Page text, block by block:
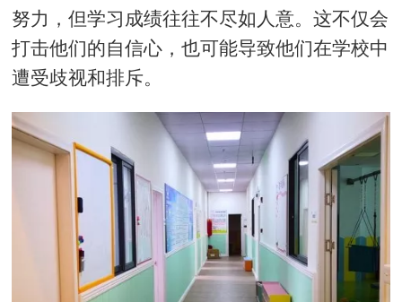
努力，但学习成绩往往不尽如人意。这不仅会
打击他们的自信心，也可能导致他们在学校中
遭受歧视和排斥。